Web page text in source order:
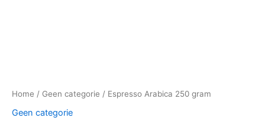
Home / Geen categorie / Espresso Arabica 250 gram
Geen categorie